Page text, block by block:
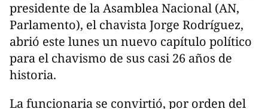
presidente de la Asamblea Nacional (AN,
Parlamento), el chavista Jorge Rodríguez,
abrió este lunes un nuevo capítulo político
para el chavismo de sus casi 26 años de
historia.
La funcionaria se convirtió, por orden del